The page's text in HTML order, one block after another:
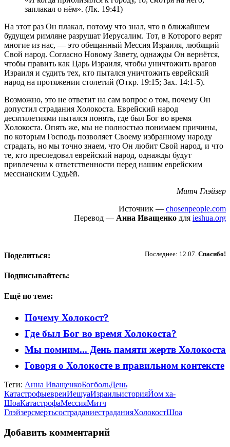
заплакал о нём». (Лк. 19:41)
На этот раз Он плакал, потому что знал, что в ближайшем
будущем римляне разрушат Иерусалим. Тот, в Которого верят
многие из нас, — это обещанный Мессия Израиля, любящий
Свой народ. Согласно Новому Завету, однажды Он вернётся,
чтобы править как Царь Израиля, чтобы уничтожить врагов
Израиля и судить тех, кто пытался уничтожить еврейский
народ на протяжении столетий (Откр. 19:15; Зах. 14:1-5).
Возможно, это не ответит на сам вопрос о том, почему Он
допустил страдания Холокоста. Еврейский народ
десятилетиями пытался понять, где был Бог во время
Холокоста. Опять же, мы не полностью понимаем причины,
по которым Господь позволяет Своему избранному народу
страдать, но мы точно знаем, что Он любит Свой народ, и что
те, кто преследовал еврейский народ, однажды будут
привлечены к ответственности перед нашим еврейским
мессианским Судьёй.
Митч Глэйзер
Источник — chosenpeople.com
Перевод — Анна Иващенко для ieshua.org
Последнее: 12.07. Спасибо!
Поделиться:
Подписывайтесь:
Ещё по теме:
Почему Холокост?
Где был Бог во время Холокоста?
Мы помним... День памяти жертв Холокоста
Говоря о Холокосте в правильном контексте
Теги: Анна ИващенкоБогбольДень
КатастрофыевреиИешуаИзраильисторияЙом ха-
ШоаКатастрофаМессияМитч
ГлэйзерсмертьсостраданиестраданияХолокостШоа
Добавить комментарий